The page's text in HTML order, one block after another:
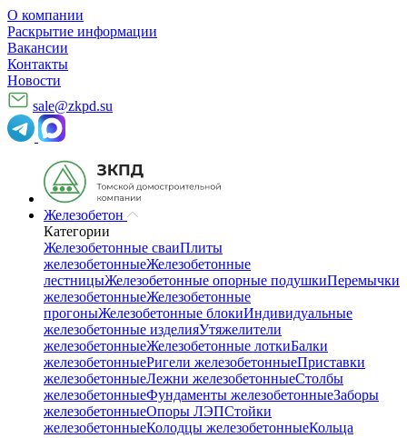
О компании
Раскрытие информации
Вакансии
Контакты
Новости
sale@zkpd.su
Железобетон
Категории
Железобетонные сваиПлиты
железобетонныеЖелезобетонные
лестницыЖелезобетонные опорные подушкиПеремычки
железобетонныеЖелезобетонные
прогоныЖелезобетонные блокиИндивидуальные
железобетонные изделияУтяжелители
железобетонныеЖелезобетонные лоткиБалки
железобетонныеРигели железобетонныеПриставки
железобетонныеЛежни железобетонныеСтолбы
железобетонныеФундаменты железобетонныеЗаборы
железобетонныеОпоры ЛЭПСтойки
железобетонныеКолодцы железобетонныеКольца